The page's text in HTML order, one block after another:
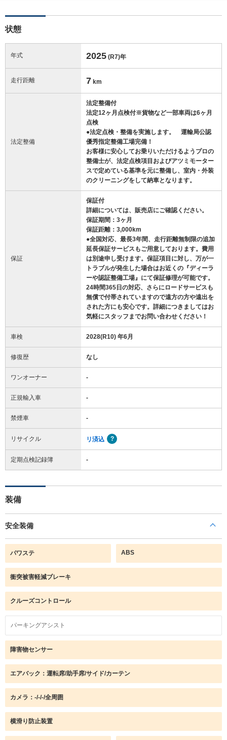
状態
年式 2025 (R7)年
走行距離 7 km
法定整備
法定整備付
法定12ヶ月点検付※貨物など一部車両は6ヶ月
点検
●法定点検・整備を実施します。 運輸局公認
優秀指定整備工場完備！
お客様に安心してお乗りいただけるようプロの
整備士が、法定点検項目およびアツミモーター
スで定めている基準を元に整備し、室内・外装
のクリーニングをして納車となります。
保証
保証付
詳細については、販売店にご確認ください。
保証期間：3ヶ月
保証距離：3,000km
●全国対応、最長3年間、走行距離無制限の追加
延長保証サービスもご用意しております。費用
は別途申し受けます。保証項目に対し、万が一
トラブルが発生した場合はお近くの『ディーラ
ーや認証整備工場』にて保証修理が可能です。
24時間365日の対応、さらにロードサービスも
無償で付帯されていますので遠方の方や遠出を
された方にも安心です。詳細につきましてはお
気軽にスタッフまでお問い合わせください！
車検 2028(R10) 年6月
修復歴 なし
ワンオーナー -
正規輸入車 -
禁煙車 -
リサイクル リ済込
定期点検記録簿 -
装備
安全装備
パワステ ABS
衝突被害軽減ブレーキ
クルーズコントロール
パーキングアシスト
障害物センサー
エアバック：運転席/助手席/サイド/カーテン
カメラ：-/-/-/全周囲
横滑り防止装置